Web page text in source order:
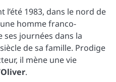
l’été 1983, dans le nord de
homme franco-
ses journées dans la
de sa famille. Prodige
il mène une vie
Oliver.